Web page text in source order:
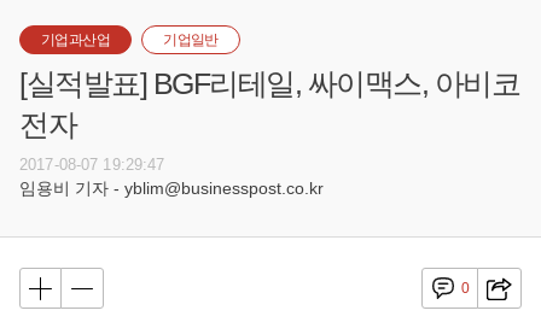
기업과산업 기업일반
[실적발표] BGF리테일, 싸이맥스, 아비코
전자
2017-08-07 19:29:47
임용비 기자 - yblim@businesspost.co.kr
0